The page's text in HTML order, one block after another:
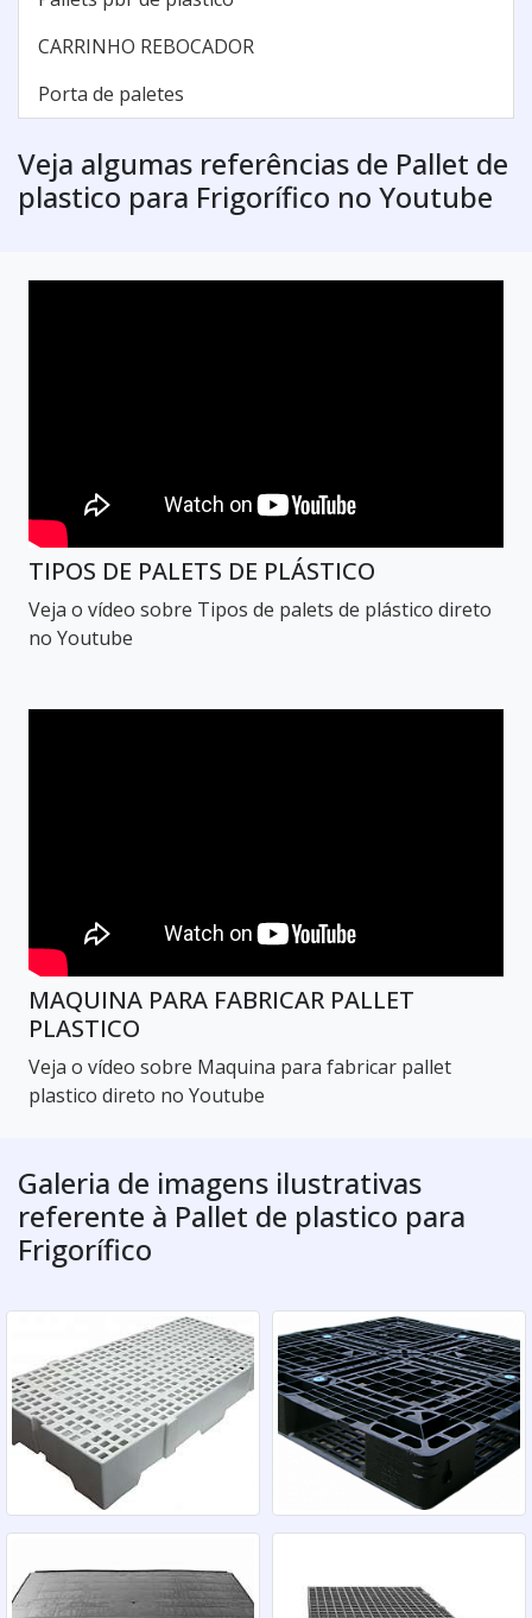
CARRINHO REBOCADOR
Porta de paletes
Veja algumas referências de Pallet de
plastico para Frigorífico no Youtube
TIPOS DE PALETS DE PLÁSTICO
Veja o vídeo sobre Tipos de palets de plástico direto
no Youtube
MAQUINA PARA FABRICAR PALLET
PLASTICO
Veja o vídeo sobre Maquina para fabricar pallet
plastico direto no Youtube
Galeria de imagens ilustrativas
referente à Pallet de plastico para
Frigorífico